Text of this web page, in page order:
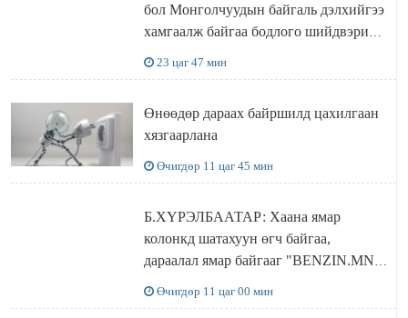
бол Монголчуудын байгаль дэлхийгээ
хамгаалж байгаа бодлого шийдвэрийг
23 цаг 47 мин
Өнөөдөр дараах байршилд цахилгаан
хязгаарлана
Өчигдөр 11 цаг 45 мин
Б.ХҮРЭЛБААТАР: Хаана ямар
колонкд шатахуун өгч байгаа,
дараалал ямар байгааг "BENZIN.MN”
Өчигдөр 11 цаг 00 мин